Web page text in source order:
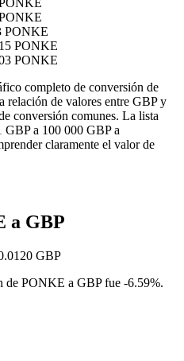
PONKE
PONKE
PONKE
completo de conversión de
relación de valores entre GBP y
conversión comunes. La lista
GBP a 100 000 GBP a
claramente el valor de
a GBP
GBP
de PONKE a GBP fue -6.59%.